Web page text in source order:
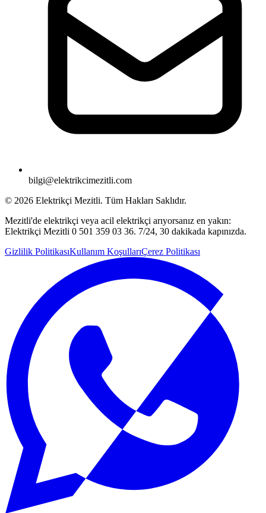
bilgi@elektrikcimezitli.com
© 2026 Elektrikçi Mezitli. Tüm Hakları Saklıdır.
Mezitli'de elektrikçi veya acil elektrikçi arıyorsanız en yakın:
Elektrikçi Mezitli 0 501 359 03 36. 7/24, 30 dakikada kapınızda.
Gizlilik PolitikasıKullanım KoşullarıÇerez Politikası